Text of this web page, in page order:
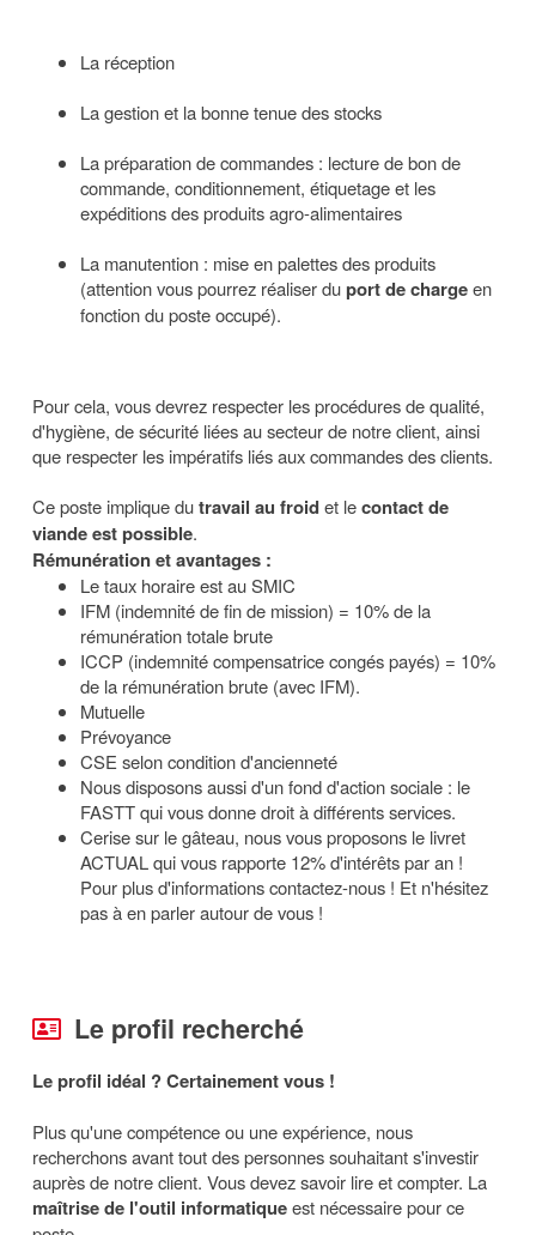
La réception
La gestion et la bonne tenue des stocks
La préparation de commandes : lecture de bon de
commande, conditionnement, étiquetage et les
expéditions des produits agro-alimentaires
La manutention : mise en palettes des produits
(attention vous pourrez réaliser duport de chargeen
fonction du poste occupé).
Pour cela, vous devrez respecter les procédures de qualité,
d'hygiène, de sécurité liées au secteur de notre client, ainsi
que respecter les impératifs liés aux commandes des clients.
Ce poste implique dutravail au froidet lecontact de
viande est possible.
Rémunération et avantages :
Le taux horaire est au SMIC
IFM (indemnité de fin de mission) = 10% de la
rémunération totale brute
ICCP (indemnité compensatrice congés payés) = 10%
de la rémunération brute (avec IFM).
Mutuelle
Prévoyance
CSE selon condition d'ancienneté
Nous disposons aussi d'un fond d'action sociale : le
FASTT qui vous donne droit à différents services.
Cerise sur le gâteau, nous vous proposons le livret
ACTUAL qui vous rapporte 12% d'intérêts par an !
Pour plus d'informations contactez-nous ! Et n'hésitez
pas à en parler autour de vous !
Le profil recherché
Le profil idéal ? Certainement vous !
Plus qu'une compétence ou une expérience, nous
recherchons avant tout des personnes souhaitant s'investir
auprès de notre client. Vous devez savoir lire et compter. La
maîtrise de l'outil informatiqueest nécessaire pour ce